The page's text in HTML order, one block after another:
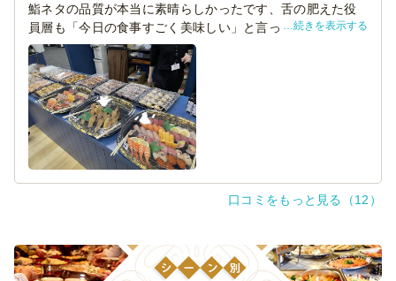
鮨ネタの品質が本当に素晴らしかったです、舌の肥えた役
員層も「今日の食事すごく美味しい」と言っていただの
で、非常に良かったです。お醬油も瓶で提供してくださっ
たり、お届けも丁寧で非常に良かったです、また機会があ
ったら是非利用したいです！
続きを表示する
口コミをもっと見る（12）